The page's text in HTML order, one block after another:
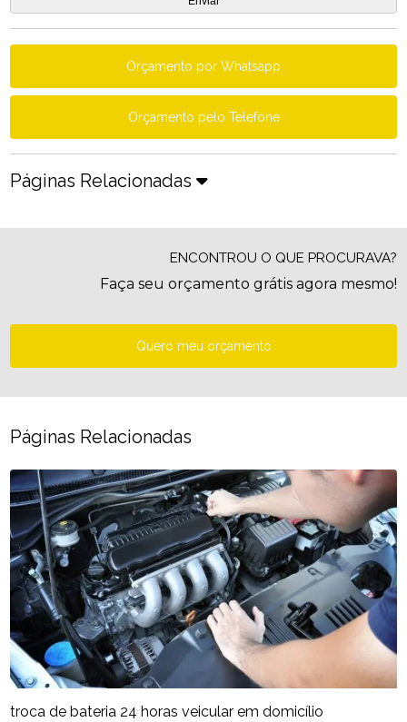
Orçamento por Whatsapp
Orçamento pelo Telefone
Páginas Relacionadas
ENCONTROU O QUE PROCURAVA?
Faça seu orçamento grátis agora mesmo!
Quero meu orçamento
Páginas Relacionadas
troca de bateria 24 horas veicular em domicílio